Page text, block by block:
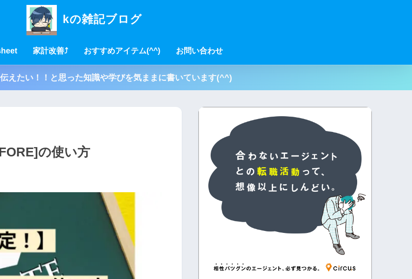
kの雑記ブログ
家計改善⤴ おすすめアイテム(^^) お問い合わせ
えたい！！と思った知識や学びを気ままに書いています(^^)
の使い方